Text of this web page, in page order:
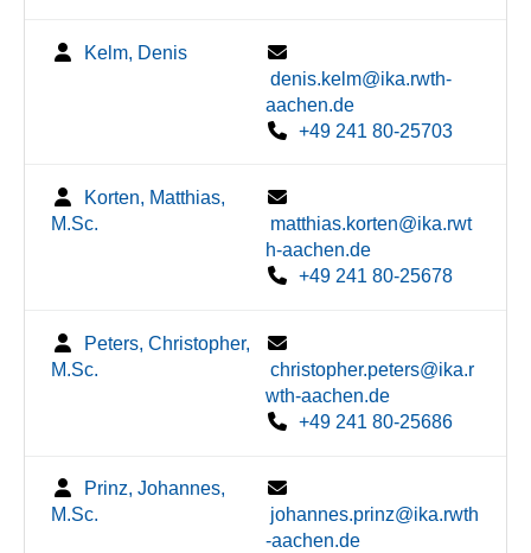
Kelm, Denis
denis.kelm@ika.rwth-
aachen.de
+49 241 80-25703
Korten, Matthias,
M.Sc.
matthias.korten@ika.rwt
h-aachen.de
+49 241 80-25678
Peters, Christopher,
M.Sc.
christopher.peters@ika.r
wth-aachen.de
+49 241 80-25686
Prinz, Johannes,
M.Sc.
johannes.prinz@ika.rwth
-aachen.de